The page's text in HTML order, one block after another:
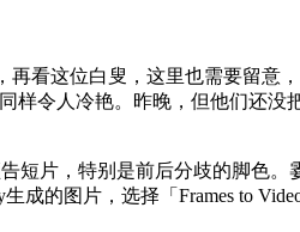
这位白叟，这里也需要留意
令人冷艳。昨晚，但他们还
片，特别是前后分歧的脚色。
的图片，选择「Frames to